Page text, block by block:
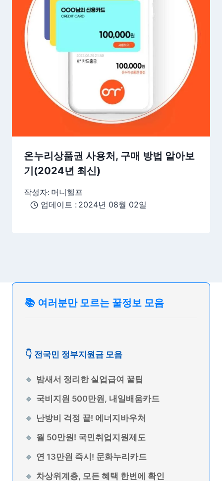
온누리상품권 사용처, 구매 방법 알아보
기(2024년 최신)
작성자: 머니헬프
업데이트 : 2024년 08월 02일
📚 여러분만 모르는 꿀정보 모음
👇 전국민 정부지원금 모음
밤새서 정리한 실업급여 꿀팁
국비지원 500만원, 내일배움카드
난방비 걱정 끝! 에너지바우처
월 50만원! 국민취업지원제도
연 13만원 즉시! 문화누리카드
차상위계층, 모든 혜택 한번에 확인